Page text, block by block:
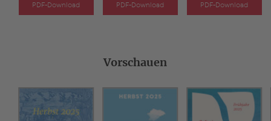
PDF-Download PDF-Download PDF-Download
Vorschauen